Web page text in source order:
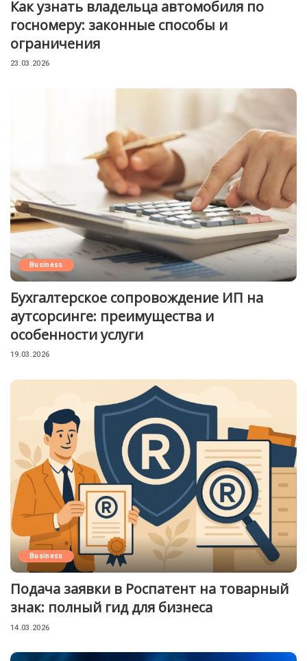
Как узнать владельца автомобиля по
госномеру: законные способы и
ограничения
23.03.2026
Business
Бухгалтерское сопровождение ИП на
аутсорсинге: преимущества и
особенности услуги
19.03.2026
Business
Подача заявки в Роспатент на товарный
знак: полный гид для бизнеса
14.03.2026